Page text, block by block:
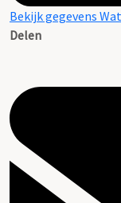
Bekijk gegevens
Delen